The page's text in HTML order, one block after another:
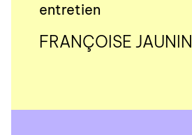
entretien
FRANÇOISE JAUNIN